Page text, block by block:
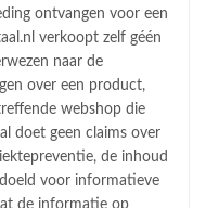
ontvangen voor een
verkoopt zelf géén
naar de
over een product,
webshop die
doet geen claims over
de inhoud
voor informatieve
de informatie op